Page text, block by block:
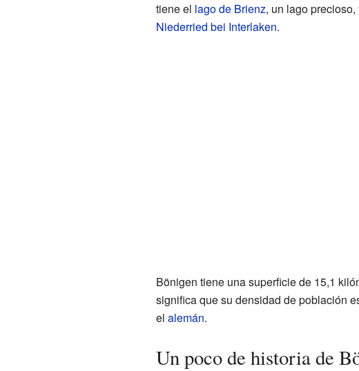
tiene el lago de Brienz, un lago
Niederried bei Interlaken.
Bönigen tiene una superficie de 15,1
significa que su densidad de población
el alemán.
Un poco de historia de